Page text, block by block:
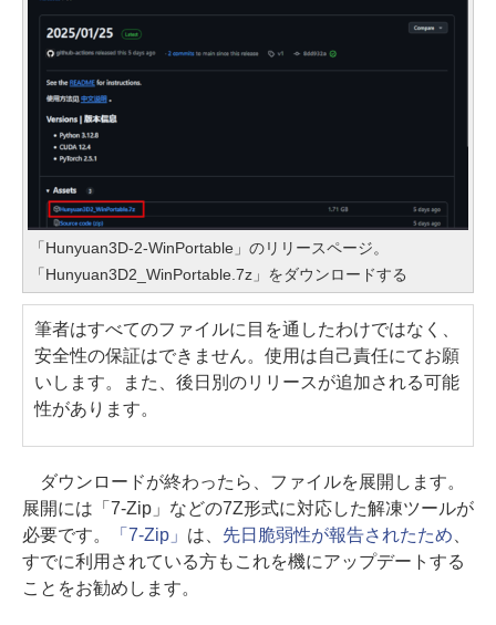
「Hunyuan3D-2-WinPortable」のリリースページ。
「Hunyuan3D2_WinPortable.7z」をダウンロードする
筆者はすべてのファイルに目を通したわけではなく、
安全性の保証はできません。使用は自己責任にてお願
いします。また、後日別のリリースが追加される可能
性があります。
ダウンロードが終わったら、ファイルを展開します。
展開には「7-Zip」などの7Z形式に対応した解凍ツールが
必要です。
「7-Zip」 は、 先日脆弱性が報告されたため
すでに利用されている方もこれを機にアップデートする
ことをお勧めします。